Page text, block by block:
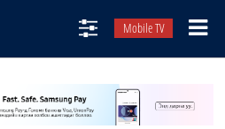
Mobile TV